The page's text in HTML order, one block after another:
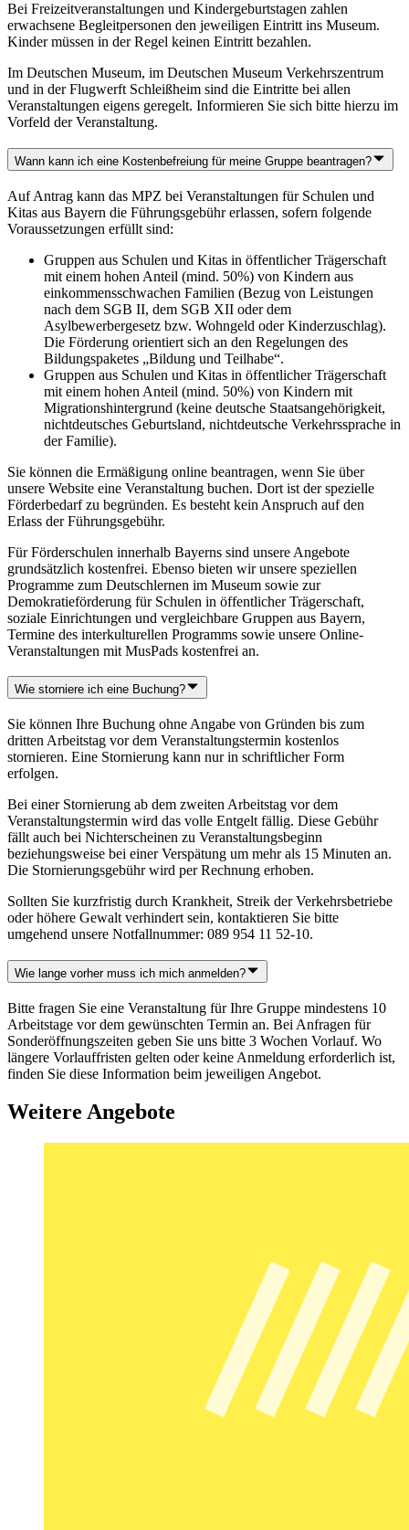
Bei Freizeitveranstaltungen und Kindergeburtstagen zahlen
erwachsene Begleitpersonen den jeweiligen Eintritt ins Museum.
Kinder müssen in der Regel keinen Eintritt bezahlen.
Im Deutschen Museum, im Deutschen Museum Verkehrszentrum
und in der Flugwerft Schleißheim sind die Eintritte bei allen
Veranstaltungen eigens geregelt. Informieren Sie sich bitte hierzu im
Vorfeld der Veranstaltung.
Wann kann ich eine Kostenbefreiung für meine Gruppe beantragen?
Auf Antrag kann das MPZ bei Veranstaltungen für Schulen und
Kitas aus Bayern die Führungsgebühr erlassen, sofern folgende
Voraussetzungen erfüllt sind:
Gruppen aus Schulen und Kitas in öffentlicher Trägerschaft
mit einem hohen Anteil (mind. 50%) von Kindern aus
einkommensschwachen Familien (Bezug von Leistungen
nach dem SGB II, dem SGB XII oder dem
Asylbewerbergesetz bzw. Wohngeld oder Kinderzuschlag).
Die Förderung orientiert sich an den Regelungen des
Bildungspaketes „Bildung und Teilhabe“.
Gruppen aus Schulen und Kitas in öffentlicher Trägerschaft
mit einem hohen Anteil (mind. 50%) von Kindern mit
Migrationshintergrund (keine deutsche Staatsangehörigkeit,
nichtdeutsches Geburtsland, nichtdeutsche Verkehrssprache in
der Familie).
Sie können die Ermäßigung online beantragen, wenn Sie über
unsere Website eine Veranstaltung buchen. Dort ist der spezielle
Förderbedarf zu begründen. Es besteht kein Anspruch auf den
Erlass der Führungsgebühr.
Für Förderschulen innerhalb Bayerns sind unsere Angebote
grundsätzlich kostenfrei. Ebenso bieten wir unsere speziellen
Programme zum Deutschlernen im Museum sowie zur
Demokratieförderung für Schulen in öffentlicher Trägerschaft,
soziale Einrichtungen und vergleichbare Gruppen aus Bayern,
Termine des interkulturellen Programms sowie unsere Online-
Veranstaltungen mit MusPads kostenfrei an.
Wie storniere ich eine Buchung?
Sie können Ihre Buchung ohne Angabe von Gründen bis zum
dritten Arbeitstag vor dem Veranstaltungstermin kostenlos
stornieren. Eine Stornierung kann nur in schriftlicher Form
erfolgen.
Bei einer Stornierung ab dem zweiten Arbeitstag vor dem
Veranstaltungstermin wird das volle Entgelt fällig. Diese Gebühr
fällt auch bei Nichterscheinen zu Veranstaltungsbeginn
beziehungsweise bei einer Verspätung um mehr als 15 Minuten an.
Die Stornierungsgebühr wird per Rechnung erhoben.
Sollten Sie kurzfristig durch Krankheit, Streik der Verkehrsbetriebe
oder höhere Gewalt verhindert sein, kontaktieren Sie bitte
umgehend unsere Notfallnummer: 089 954 11 52-10.
Wie lange vorher muss ich mich anmelden?
Bitte fragen Sie eine Veranstaltung für Ihre Gruppe mindestens 10
Arbeitstage vor dem gewünschten Termin an. Bei Anfragen für
Sonderöffnungszeiten geben Sie uns bitte 3 Wochen Vorlauf. Wo
längere Vorlauffristen gelten oder keine Anmeldung erforderlich ist,
finden Sie diese Information beim jeweiligen Angebot.
Weitere Angebote